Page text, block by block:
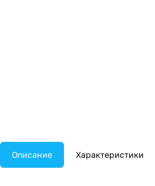
Описание Характеристики